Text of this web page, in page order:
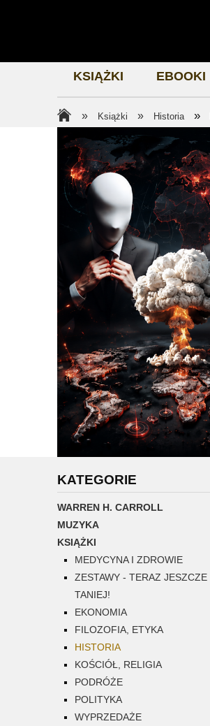
KSIĄŻKI EBOOKI
» Książki » Historia »
KATEGORIE
WARREN H. CARROLL
MUZYKA
KSIĄŻKI
MEDYCYNA I ZDROWIE
ZESTAWY - TERAZ JESZCZE
TANIEJ!
EKONOMIA
FILOZOFIA, ETYKA
HISTORIA
KOŚCIÓŁ, RELIGIA
PODRÓŻE
POLITYKA
WYPRZEDAŻE